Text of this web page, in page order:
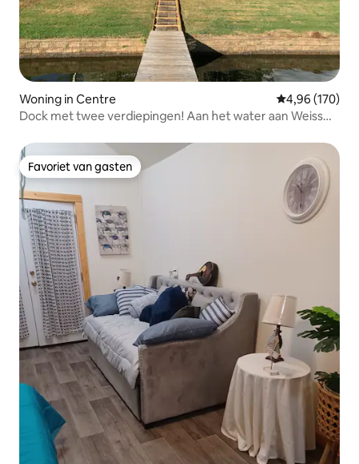
Woning in Centre Gemiddelde
4,96 (170)
Dock met twee verdiepingen! Aan het water aan Weiss
Favoriet van gasten
Favoriet van gasten